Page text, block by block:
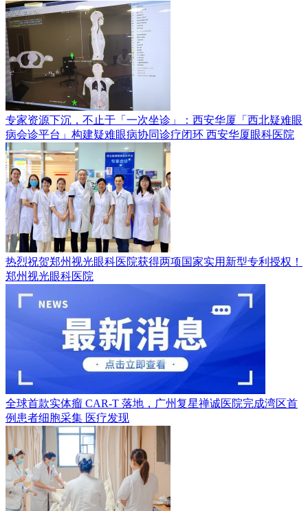
专家资源下沉，不止于「一次坐诊」：西安华厦「西北疑难眼
病会诊平台」构建疑难眼病协同诊疗闭环 西安华厦眼科医院
热烈祝贺郑州视光眼科医院获得两项国家实用新型专利授权！
郑州视光眼科医院
全球首款实体瘤 CAR-T 落地，广州复星禅诚医院完成湾区首
例患者细胞采集 医疗发现